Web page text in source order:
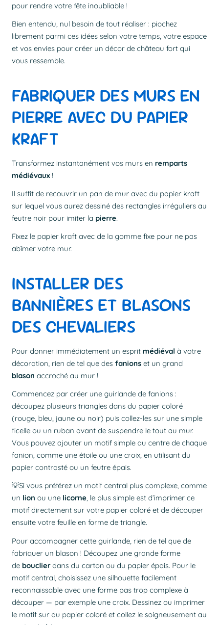
pour rendre votre fête inoubliable !
Bien entendu, nul besoin de tout réaliser : piochez
librement parmi ces idées selon votre temps, votre espace
et vos envies pour créer un décor de château fort qui
vous ressemble.
FABRIQUER DES MURS EN
PIERRE AVEC DU PAPIER
KRAFT
Transformez instantanément vos murs en remparts
médiévaux !
Il suffit de recouvrir un pan de mur avec du papier kraft
sur lequel vous aurez dessiné des rectangles irréguliers au
feutre noir pour imiter la pierre.
Fixez le papier kraft avec de la gomme fixe pour ne pas
abîmer votre mur.
INSTALLER DES
BANNIÈRES ET BLASONS
DES CHEVALIERS
Pour donner immédiatement un esprit médiéval à votre
décoration, rien de tel que des fanions et un grand
blason accroché au mur !
Commencez par créer une guirlande de fanions :
découpez plusieurs triangles dans du papier coloré
(rouge, bleu, jaune ou noir) puis collez-les sur une simple
ficelle ou un ruban avant de suspendre le tout au mur.
Vous pouvez ajouter un motif simple au centre de chaque
fanion, comme une étoile ou une croix, en utilisant du
papier contrasté ou un feutre épais.
💡Si vous préférez un motif central plus complexe, comme
un lion ou une licorne, le plus simple est d’imprimer ce
motif directement sur votre papier coloré et de découper
ensuite votre feuille en forme de triangle.
Pour accompagner cette guirlande, rien de tel que de
fabriquer un blason ! Découpez une grande forme
de bouclierdans du carton ou du papier épais. Pour le
motif central, choisissez une silhouette facilement
reconnaissable avec une forme pas trop complexe à
découper — par exemple une croix. Dessinez ou imprimer
le motif sur du papier coloré et collez le soigneusement au